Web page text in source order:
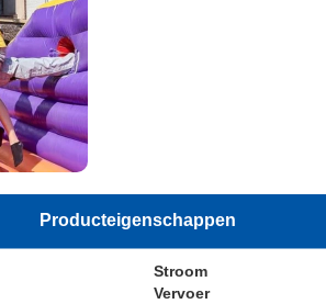
Producteigenschappen
Stroom
Vervoer